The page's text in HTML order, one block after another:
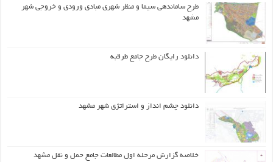
طرح ساماندهی سیما و منظر شهری مبادی ورودی و خروجی شهر
مشهد
دانلود رایگان طرح جامع طرقبه
دانلود چشم انداز و استراتژی شهر مشهد
خلاصه گزارش مرحله اول مطالعات جامع حمل و نقل مشهد